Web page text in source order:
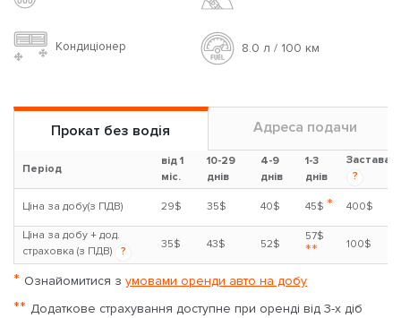
Кондиціонер 8.0 л / 100 км
Прокат без водія Адреса подачи
Період
від 1
міс.
10-29
днів
4-9
днів
1-3
днів
Застава
?
Ціна за добу(з ПДВ) 29$ 35$ 40$ 45$ * 400$
Ціна за добу + дод.
страховка (з ПДВ)
?
35$ 43$ 52$
57$
** 100$
* Ознайомитися з умовами оренди авто на добу
** Додаткове страхування доступне при оренді від 3-х діб